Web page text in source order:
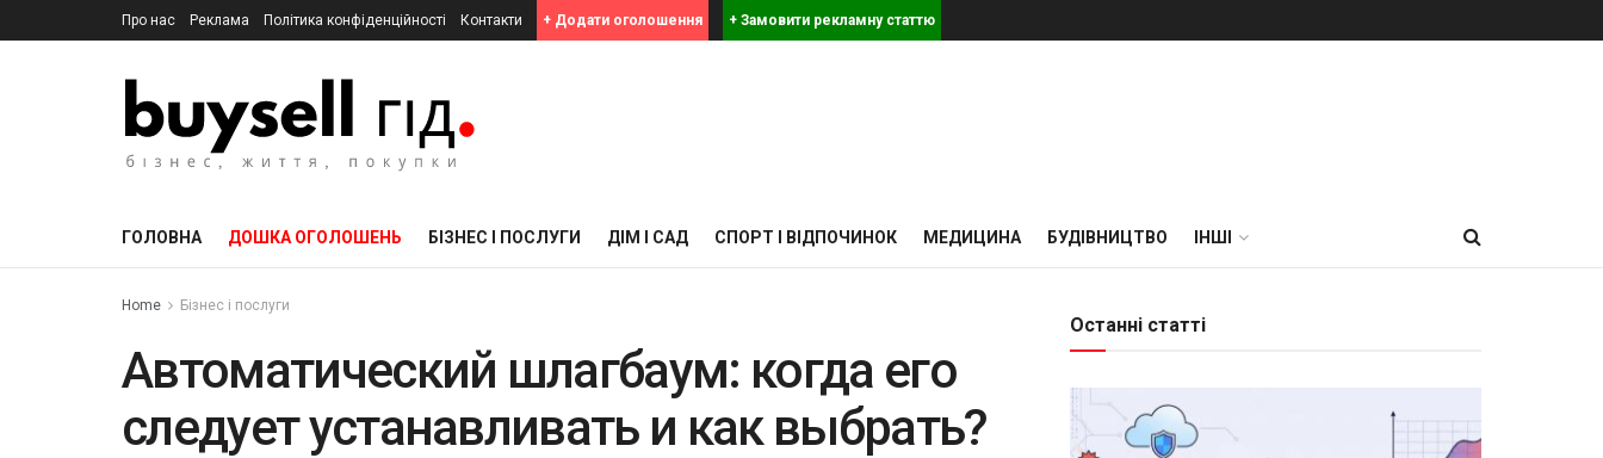
Про нас Реклама Політика конфіденційності Контакти + Додати оголошення + Замовити рекламну статтю
ГОЛОВНА ДОШКА ОГОЛОШЕНЬ БІЗНЕС І ПОСЛУГИ ДІМ І САД СПОРТ І ВІДПОЧИНОК МЕДИЦИНА БУДІВНИЦТВО ІНШІ
Home Бізнес і послуги
Автоматический шлагбаум: когда его
следует устанавливать и как выбрать?
Останні статті